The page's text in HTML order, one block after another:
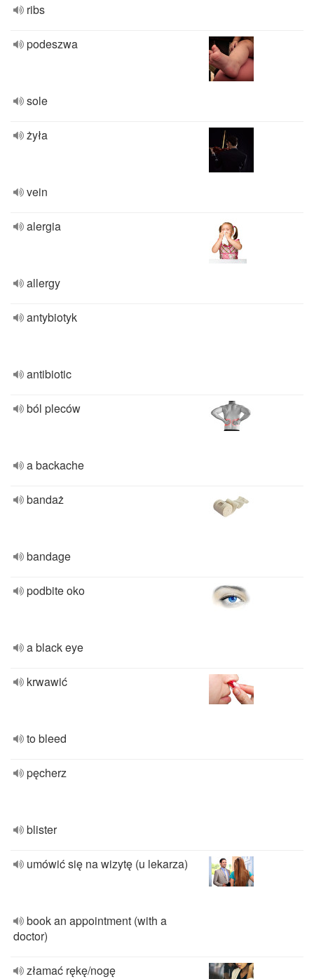
ribs
podeszwa
sole
żyła
vein
alergia
allergy
antybiotyk
antibiotic
ból pleców
a backache
bandaż
bandage
podbite oko
a black eye
krwawić
to bleed
pęcherz
blister
umówić się na wizytę (u lekarza)
book an appointment (with a
doctor)
złamać rękę/nogę